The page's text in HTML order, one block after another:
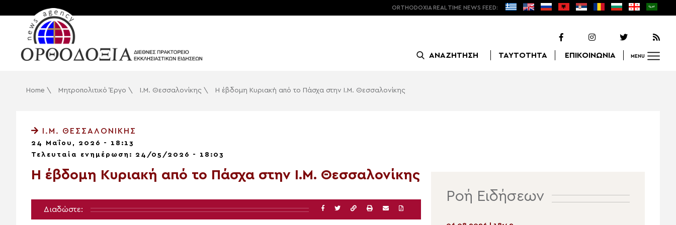
ORTHODOXIA REAL TIME NEWS FEED:
ΑΝΑΖΗΤΗΣΗ ΤΑΥΤΟΤΗΤΑ ΕΠΙΚΟΙΝΩΝΙΑ MENU
Home \ Μητροπολιτικό Έργο \ Ι.Μ. Θεσσαλονίκης \ Η έβδομη Κυριακή από το Πάσχα στην Ι.Μ. Θεσσαλονίκης
Ι.Μ. ΘΕΣΣΑΛΟΝΊΚΗΣ
24 Μαΐου, 2026 - 18:13
Τελευταία ενημέρωση: 24/05/2026 - 18:03
Η έβδομη Κυριακή από το Πάσχα στην Ι.Μ. Θεσσαλονίκης
Διαδώστε:
Ροή Ειδήσεων